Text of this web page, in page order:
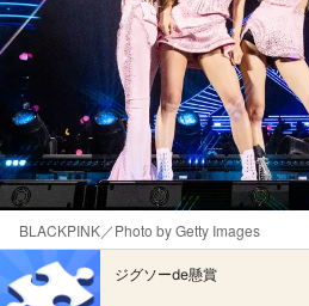
BLACKPINK／Photo by Getty Images
ジグソーde懸賞